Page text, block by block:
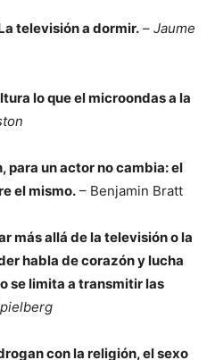
televisión a dormir. – Jaume
lo que el microondas a la
para un actor no cambia: el
el mismo. – Benjamin Bratt
más allá de la televisión o la
habla de corazón y lucha
se limita a transmitir las
con la religión, el sexo